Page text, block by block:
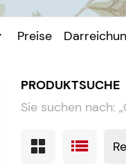
Preise
PRODUKTSUCHE
Sie suchen nach: „